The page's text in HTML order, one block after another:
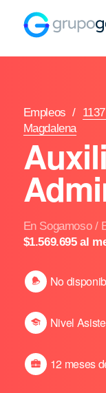
Empleos /
Magdalena
En Sogamoso /
$1.569.695 al
No
Nivel
12 meses